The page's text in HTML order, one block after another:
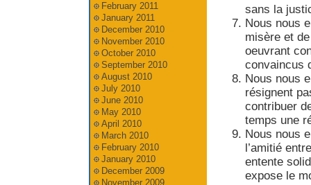
sans la
Nous nous
misère et
oeuvrant
convaincus
Nous nous
résignent
contribuer
temps une
Nous nous
l’amitié
entente
expose le
February 2011
January 2011
December 2010
November 2010
October 2010
September 2010
August 2010
July 2010
June 2010
May 2010
April 2010
March 2010
February 2010
January 2010
December 2009
November 2009